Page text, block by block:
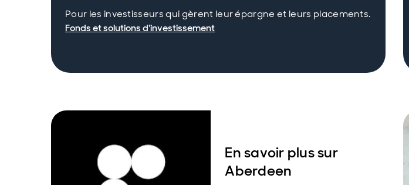
Pour les investisseurs qui gèrent leur épargne et leurs placements.
Fonds et solutions d'investissement
En savoir plus sur
Aberdeen